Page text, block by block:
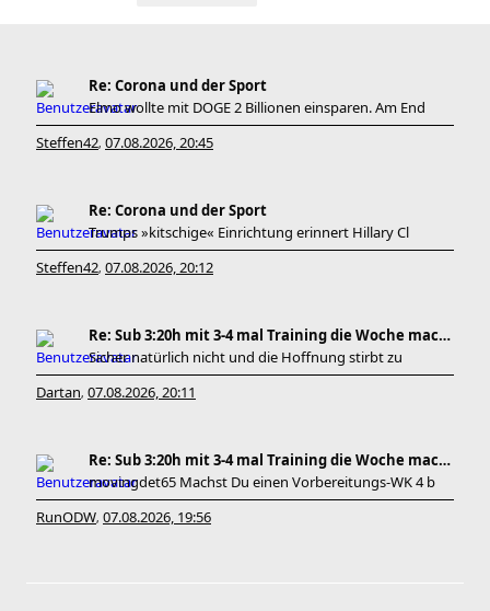
Re: Corona und der Sport
Elmo wollte mit DOGE 2 Billionen einsparen. Am End
Steffen42, 07.08.2026, 20:45
Re: Corona und der Sport
Trumps »kitschige« Einrichtung erinnert Hillary Cl
Steffen42, 07.08.2026, 20:12
Re: Sub 3:20h mit 3-4 mal Training die Woche machb
Sicher natürlich nicht und die Hoffnung stirbt zu
Dartan, 07.08.2026, 20:11
Re: Sub 3:20h mit 3-4 mal Training die Woche machb
movingdet65 Machst Du einen Vorbereitungs-WK 4 b
RunODW, 07.08.2026, 19:56